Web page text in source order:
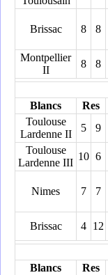
Brissac 8 8
Montpellier
II
8 8
Blancs
Res
Toulouse
Lardenne II
5 9
Toulouse
Lardenne III
10 6
Nimes 7 7
Brissac 4 12
Blancs
Res